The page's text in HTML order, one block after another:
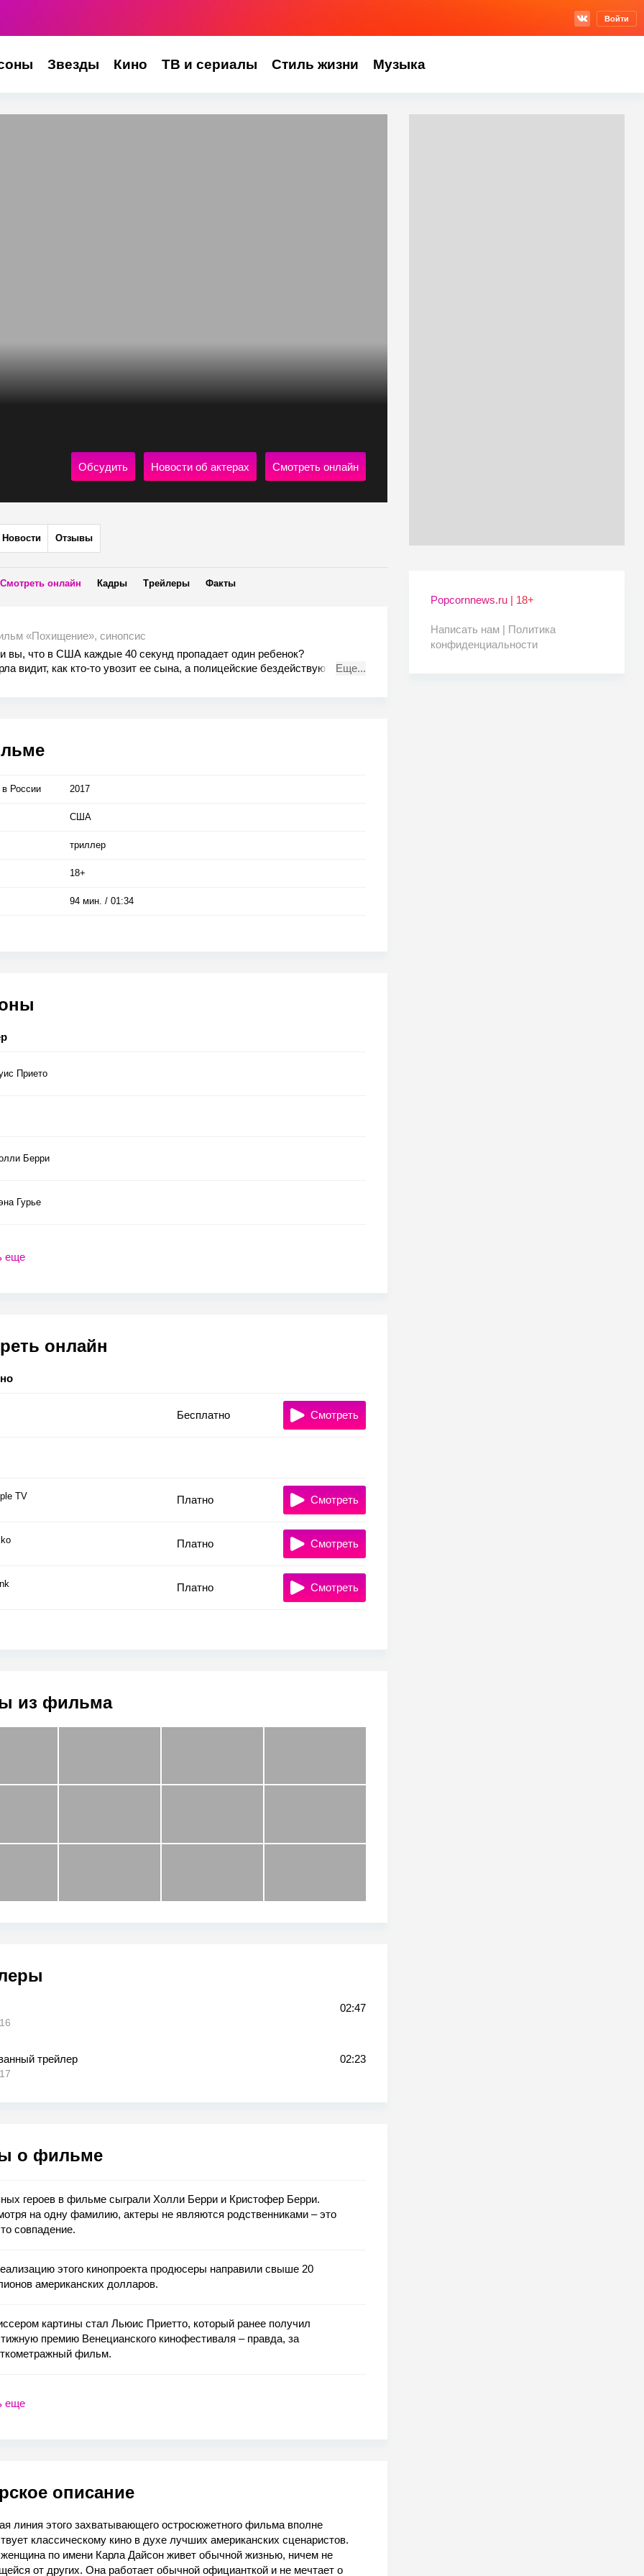
Войти
Звезды Кино ТВ и сериалы Стиль жизни Музыка
Обсудить Новости об актерах Смотреть онлайн
Новости Отзывы
Смотреть онлайн Кадры Трейлеры Факты
«Похищение», синопсис
вы, что в США каждые 40 секунд пропадает один ребенок?
видит, как кто-то увозит ее сына, а полицейские бездействуют, онаЕще...
Росcии 2017
США
триллер
18+
94 мин. / 01:34
Прието
Берри
Гурье
еще
онлайн
Бесплатно Смотреть
TV Платно Смотреть
Платно Смотреть
Платно Смотреть
из фильма
02:47
трейлер 02:23
о фильме
героев в фильме сыграли Холли Берри и Кристофер Берри.
на одну фамилию, актеры не являются родственниками – это
совпадение.
этого кинопроекта продюсеры направили свыше 20
американских долларов.
картины стал Льюис Приетто, который ранее получил
премию Венецианского кинофестиваля – правда, за
фильм.
еще
описание
линия этого захватывающего остросюжетного фильма вполне
классическому кино в духе лучших американских сценаристов.
по имени Карла Дайсон живет обычной жизнью, ничем не
от других. Она работает обычной официанткой и не мечтает о
Popcornnews.ru | 18+
Написать нам | Политика
конфиденциальности